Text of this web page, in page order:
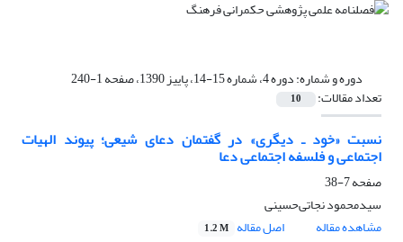
دوره و شماره:دوره 4، شماره 15-14، پاییز 1390، صفحه 1-240
تعداد مقالات: 10
نسبت «خود ـ دیگری» در گفتمان دعای شیعی؛ پیوند الهیات
اجتماعی و فلسفه اجتماعی دعا
صفحه7-38
سیدمحمود نجاتی‌حسینی
مشاهده مقاله
اصل مقاله 1.2 M